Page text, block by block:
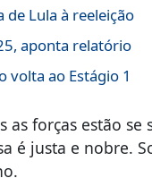
de Lula à reeleição
aponta relatório
ao Estágio 1
as forças estão
é justa e nobre.